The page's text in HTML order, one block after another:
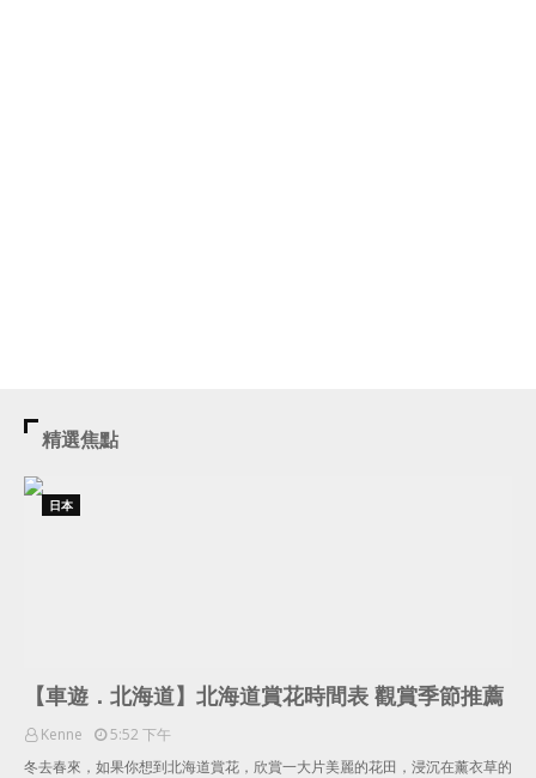
精選焦點
日本
【車遊．北海道】北海道賞花時間表 觀賞季節推薦
Kenne
5:52 下午
冬去春來，如果你想到北海道賞花，欣賞一大片美麗的花田，浸沉在薰衣草的